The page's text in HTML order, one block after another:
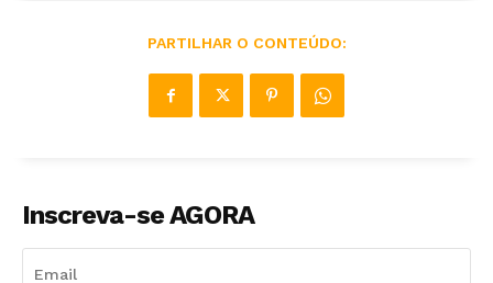
PARTILHAR O CONTEÚDO:
Inscreva-se AGORA